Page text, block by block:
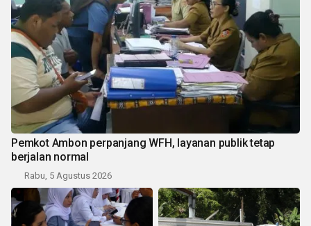
Pemkot Ambon perpanjang WFH, layanan publik tetap
berjalan normal
Rabu, 5 Agustus 2026